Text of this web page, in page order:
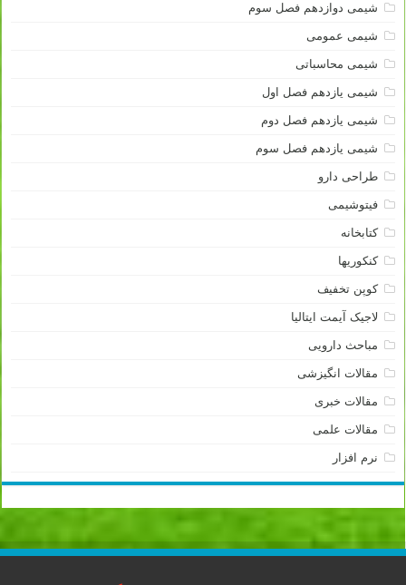
شیمی دوازدهم فصل سوم
شیمی عمومی
شیمی محاسباتی
شیمی یازدهم فصل اول
شیمی یازدهم فصل دوم
شیمی یازدهم فصل سوم
طراحی دارو
فیتوشیمی
کتابخانه
کنکوریها
کوپن تخفیف
لاجیک آیمت ایتالیا
مباحث دارویی
مقالات انگیزشی
مقالات خبری
مقالات علمی
نرم افزار